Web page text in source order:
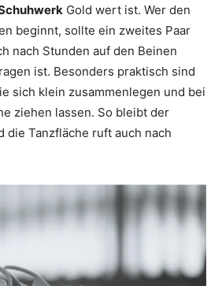
Gold wert ist. Wer den
beginnt, sollte ein zweites Paar
nach Stunden auf den Beinen
ist. Besonders praktisch sind
sich klein zusammenlegen und bei
ziehen lassen. So bleibt der
die Tanzfläche ruft auch nach